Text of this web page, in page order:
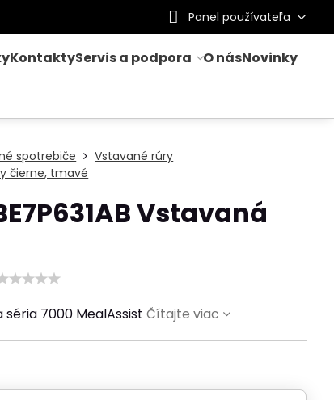
Panel používateľa
KontaktyServis a podpora O násNovinky
spotrebiče
Vstavané rúry
čierne, tmavé
Vstavaná
séria 7000 MealAssistČítajte viac